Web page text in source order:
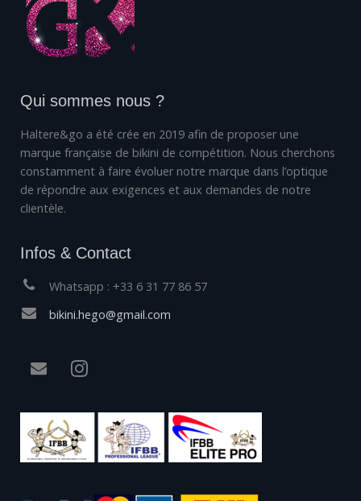
Qui sommes nous ?
Haltere&go a été crée en 2019 afin de proposer une
marque française de bikini de compétition. Nous cherchons
constamment à faire évoluer notre marque dans l’optique
de répondre aux exigences et aux demandes de notre
clientèle.
Infos & Contact
Whatsapp : +33 6 31 77 86 57
bikini.hego@gmail.com